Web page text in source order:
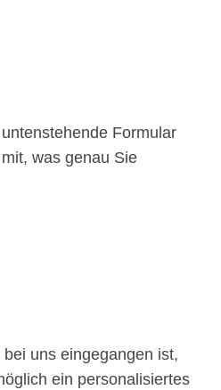
Formular
was genau Sie
uns eingegangen ist,
ein personalisiertes